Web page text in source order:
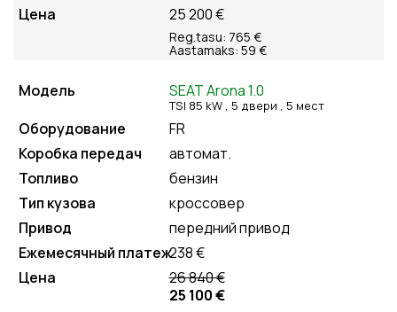
25 200 €
Reg.tasu: 765 €
Aastamaks: 59 €
SEAT Arona 1.0
TSI 85 kW , 5 двери , 5 мест
FR
автомат.
бензин
кроссовер
передний привод
238 €
26 840 €
25 100 €